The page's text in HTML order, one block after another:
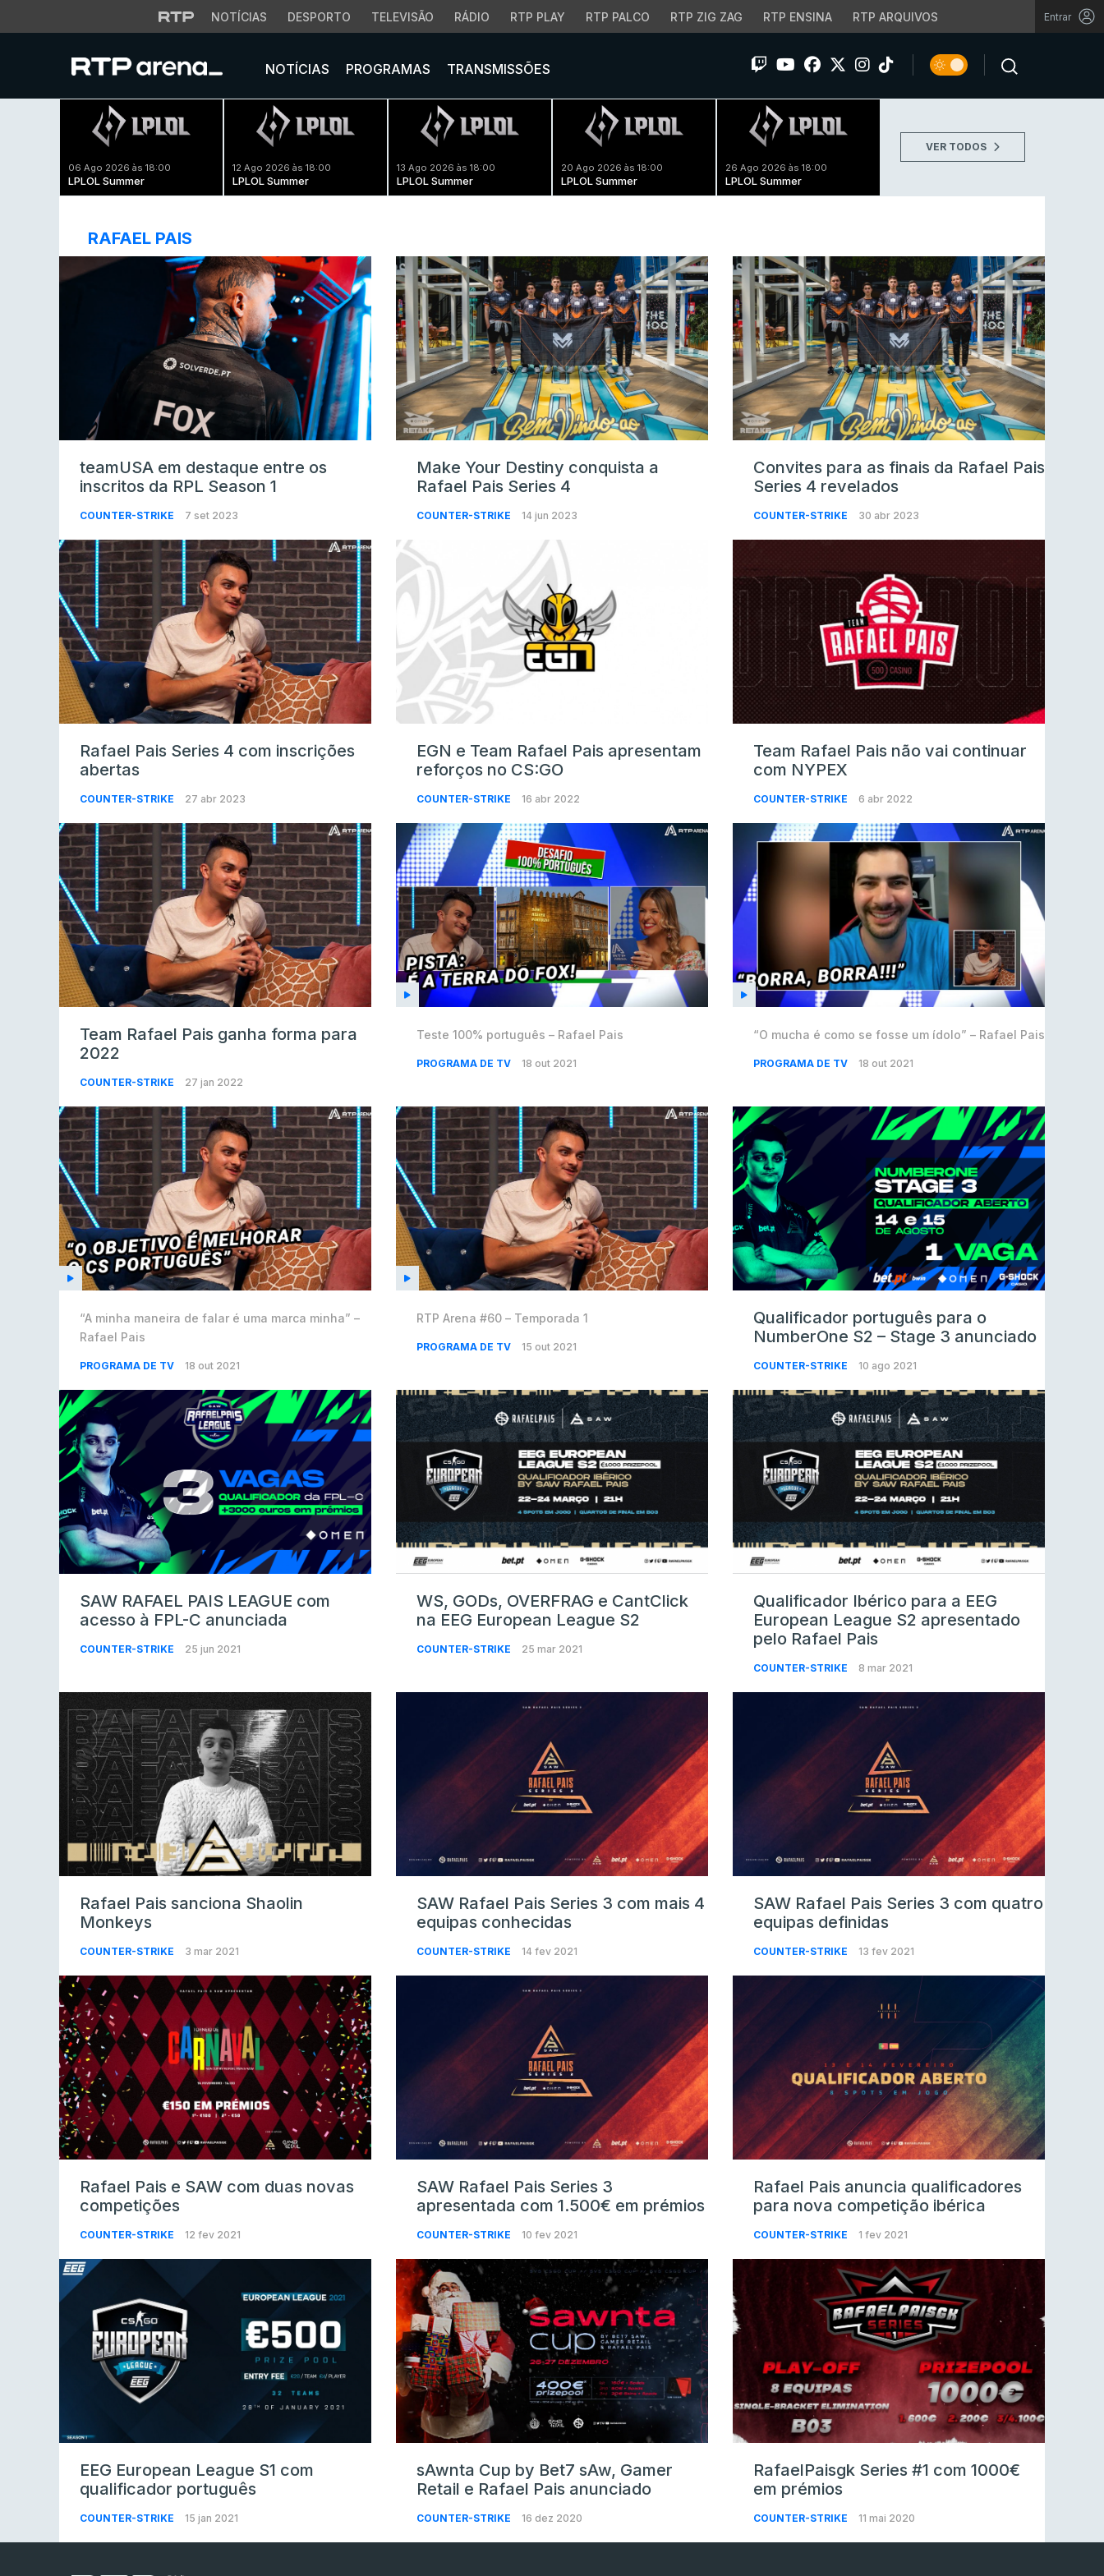
NOTÍCIAS DESPORTO TELEVISÃO RÁDIO RTP PLAY RTP PALCO RTP ZIG ZAG RTP ENSINA RTP ARQUIVOS Entrar
NOTÍCIAS PROGRAMAS TRANSMISSÕES
06 Ago 2026 às 18:00
LPLOL Summer
12 Ago 2026 às 18:00
LPLOL Summer
13 Ago 2026 às 18:00
LPLOL Summer
20 Ago 2026 às 18:00
LPLOL Summer
26 Ago 2026 às 18:00
LPLOL Summer
VER TODOS
RAFAEL PAIS
teamUSA em destaque entre os
inscritos da RPL Season 1
COUNTER-STRIKE 7 set 2023
Make Your Destiny conquista a
Rafael Pais Series 4
COUNTER-STRIKE 14 jun 2023
Convites para as finais da Rafael Pais
Series 4 revelados
COUNTER-STRIKE 30 abr 2023
Rafael Pais Series 4 com inscrições
abertas
COUNTER-STRIKE 27 abr 2023
EGN e Team Rafael Pais apresentam
reforços no CS:GO
COUNTER-STRIKE 16 abr 2022
Team Rafael Pais não vai continuar
com NYPEX
COUNTER-STRIKE 6 abr 2022
Team Rafael Pais ganha forma para
2022
COUNTER-STRIKE 27 jan 2022
Teste 100% português – Rafael Pais
PROGRAMA DE TV 18 out 2021
“O mucha é como se fosse um ídolo” – Rafael Pais
PROGRAMA DE TV 18 out 2021
“A minha maneira de falar é uma marca minha” –
Rafael Pais
PROGRAMA DE TV 18 out 2021
RTP Arena #60 – Temporada 1
PROGRAMA DE TV 15 out 2021
Qualificador português para o
NumberOne S2 – Stage 3 anunciado
COUNTER-STRIKE 10 ago 2021
SAW RAFAEL PAIS LEAGUE com
acesso à FPL-C anunciada
COUNTER-STRIKE 25 jun 2021
WS, GODs, OVERFRAG e CantClick
na EEG European League S2
COUNTER-STRIKE 25 mar 2021
Qualificador Ibérico para a EEG
European League S2 apresentado
pelo Rafael Pais
COUNTER-STRIKE 8 mar 2021
Rafael Pais sanciona Shaolin
Monkeys
COUNTER-STRIKE 3 mar 2021
SAW Rafael Pais Series 3 com mais 4
equipas conhecidas
COUNTER-STRIKE 14 fev 2021
SAW Rafael Pais Series 3 com quatro
equipas definidas
COUNTER-STRIKE 13 fev 2021
Rafael Pais e SAW com duas novas
competições
COUNTER-STRIKE 12 fev 2021
SAW Rafael Pais Series 3
apresentada com 1.500€ em prémios
COUNTER-STRIKE 10 fev 2021
Rafael Pais anuncia qualificadores
para nova competição ibérica
COUNTER-STRIKE 1 fev 2021
EEG European League S1 com
qualificador português
COUNTER-STRIKE 15 jan 2021
sAwnta Cup by Bet7 sAw, Gamer
Retail e Rafael Pais anunciado
COUNTER-STRIKE 16 dez 2020
RafaelPaisgk Series #1 com 1000€
em prémios
COUNTER-STRIKE 11 mai 2020